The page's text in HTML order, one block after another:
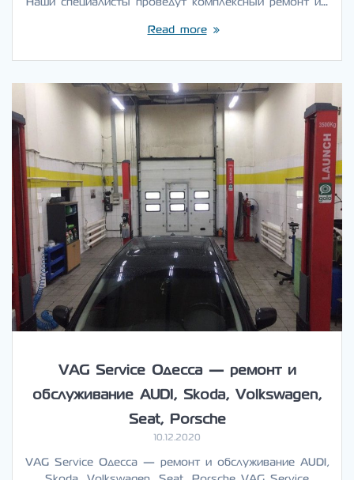
Read more
VAG Service Одесса — ремонт и
обслуживание AUDI, Skoda, Volkswagen,
Seat, Porsche
10.12.2020
VAG Service Одесса — ремонт и обслуживание AUDI,